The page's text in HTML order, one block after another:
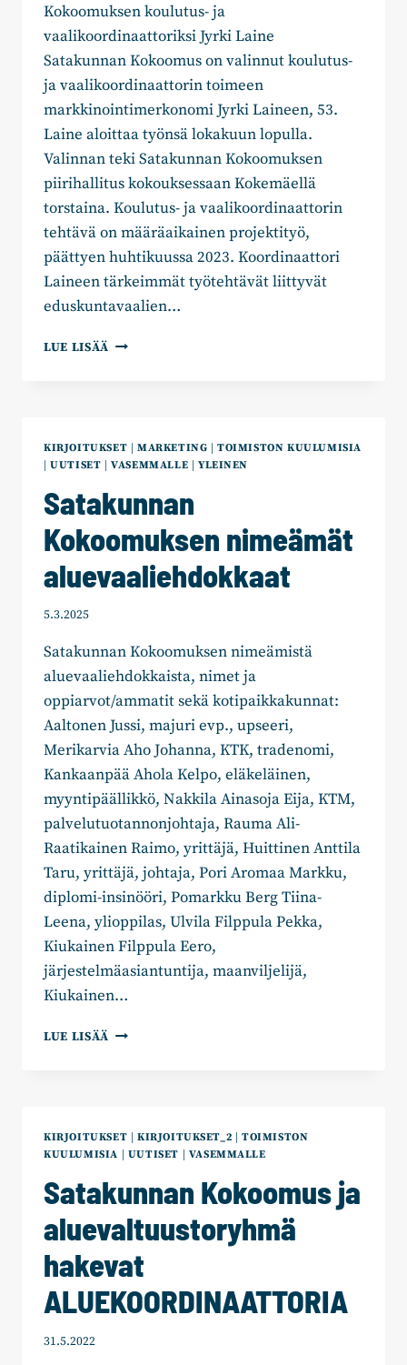
Kokoomuksen koulutus- ja
vaalikoordinaattoriksi Jyrki Laine
Satakunnan Kokoomus on valinnut koulutus-
ja vaalikoordinaattorin toimeen
markkinointimerkonomi Jyrki Laineen, 53.
Laine aloittaa työnsä lokakuun lopulla.
Valinnan teki Satakunnan Kokoomuksen
piirihallitus kokouksessaan Kokemäellä
torstaina. Koulutus- ja vaalikoordinaattorin
tehtävä on määräaikainen projektityö,
päättyen huhtikuussa 2023. Koordinaattori
Laineen tärkeimmät työtehtävät liittyvät
eduskuntavaalien…
LUE LISÄÄ SATAKUNNAN
LAINE
KIRJOITUKSET MARKETING |TOIMISTON KUULUMISIA
|UUTISET |VASEMMALLE YLEINEN
Satakunnan
Kokoomuksen nimeämät
aluevaaliehdokkaat
5.3.2025
Satakunnan Kokoomuksen nimeämistä
aluevaaliehdokkaista, nimet ja
oppiarvot/ammatit sekä kotipaikkakunnat:
Aaltonen Jussi, majuri evp., upseeri,
Merikarvia Aho Johanna, KTK, tradenomi,
Kankaanpää Ahola Kelpo, eläkeläinen,
myyntipäällikkö, Nakkila Ainasoja Eija, KTM,
palvelutuotannonjohtaja, Rauma Ali-
Raatikainen Raimo, yrittäjä, Huittinen Anttila
Taru, yrittäjä, johtaja, Pori Aromaa Markku,
diplomi-insinööri, Pomarkku Berg Tiina-
Leena, ylioppilas, Ulvila Filppula Pekka,
Kiukainen Filppula Eero,
järjestelmäasiantuntija, maanviljelijä,
Kiukainen…
LUE LISÄÄ SATAKUNNAN
KIRJOITUKSET KIRJOITUKSET_2 |TOIMISTON
KUULUMISIA
UUTISET VASEMMALLE
Satakunnan Kokoomus ja
aluevaltuustoryhmä
hakevat
ALUEKOORDINAATTORIA
31.5.2022